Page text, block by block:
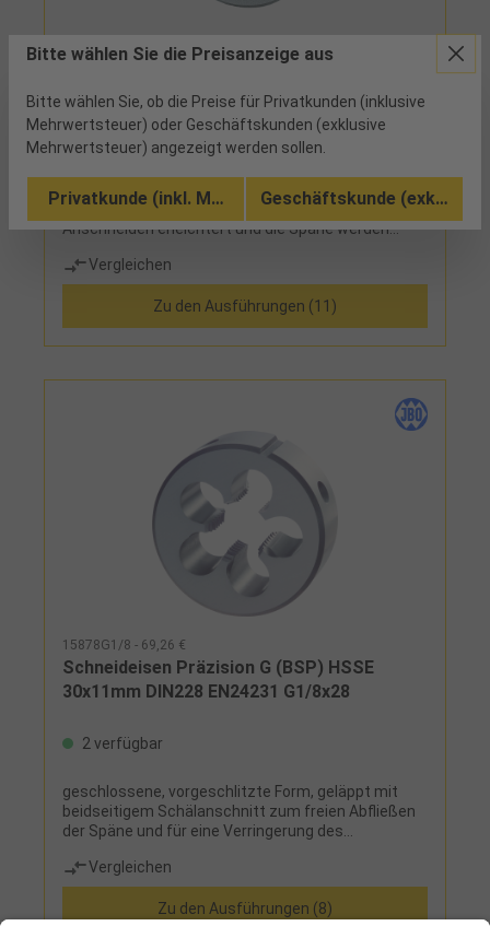
Schneideisen G (BSP) HSS 55x16mm DIN228
10 verfügbar
geschlossene, vorgeschlitzte Form B, mit
Schälanschnitt auf beiden Seiten, dadurch wird das
Anschneiden erleichtert und die Späne werden
über 1 1/2 Gänge
Vergleichen
Zu den Ausführungen (11)
15878G1/8 - 69,26 €
Schneideisen Präzision G (BSP) HSSE
30x11mm DIN228 EN24231 G1/8x28
2 verfügbar
geschlossene, vorgeschlitzte Form, geläppt mit
beidseitigem Schälanschnitt zum freien Abfließen
der Späne und für eine Verringerung des
Spänestaus in den Spanlöchern, gegen
Kaltverschweißungen nitriert, durch höhere
Schneidstollenzahl feine Spanaufteilung
Vergleichen
Zu den Ausführungen (8)
Bitte wählen Sie die Preisanzeige aus
Bitte wählen Sie, ob die Preise für Privatkunden (inklusive
Mehrwertsteuer) oder Geschäftskunden (exklusive
Mehrwertsteuer) angezeigt werden sollen.
Privatkunde (inkl. MwSt.) Geschäftskunde (exkl.